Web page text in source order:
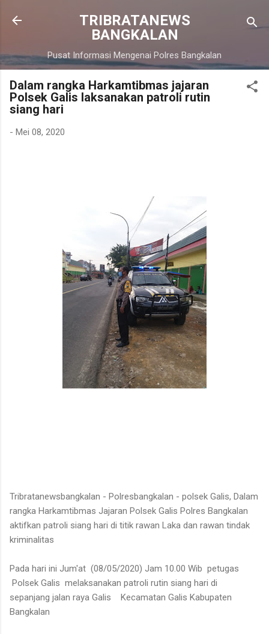
Langsung ke konten utama
TRIBRATANEWS
BANGKALAN
Pusat Informasi Mengenai Polres Bangkalan
Dalam rangka Harkamtibmas jajaran
Polsek Galis laksanakan patroli rutin
siang hari
- Mei 08, 2020
Tribratanewsbangkalan - Polresbangkalan - polsek Galis, Dalam
rangka Harkamtibmas Jajaran Polsek Galis Polres Bangkalan
aktifkan patroli siang hari di titik rawan Laka dan rawan tindak
kriminalitas
Pada hari ini Jum'at (08/05/2020) Jam 10.00 Wib petugas
Polsek Galis melaksanakan patroli rutin siang hari di
sepanjang jalan raya Galis Kecamatan Galis Kabupaten
Bangkalan